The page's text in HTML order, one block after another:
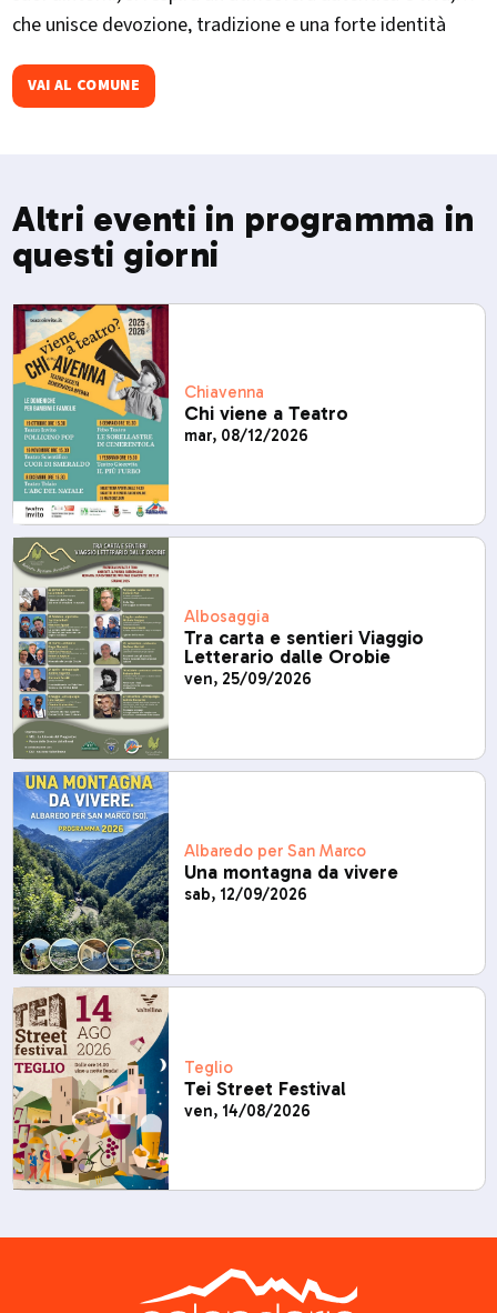
che unisce devozione, tradizione e una forte identità
VAI AL COMUNE
Altri eventi in programma in
questi giorni
Chiavenna
Chi viene a Teatro
mar, 08/12/2026
Albosaggia
Tra carta e sentieri Viaggio
Letterario dalle Orobie
ven, 25/09/2026
Albaredo per San Marco
Una montagna da vivere
sab, 12/09/2026
Teglio
Tei Street Festival
ven, 14/08/2026